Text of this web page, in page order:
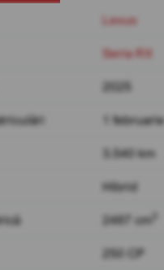
Lexus
Seria RX
2025
1
3.540 km
Hibrid
2487 cm
250 CP